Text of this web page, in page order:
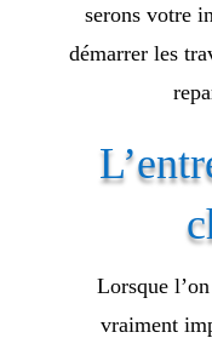
serons votre
démarrer les
Lorsque
vraiment